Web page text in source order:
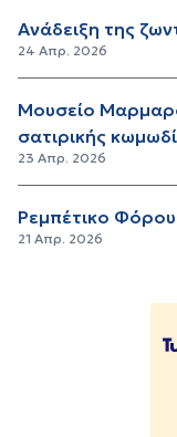
Ανάδειξη της
24 Απρ. 2026
Μουσείο
σατιρικής
23 Απρ. 2026
Ρεμπέτικο
21 Απρ. 2026